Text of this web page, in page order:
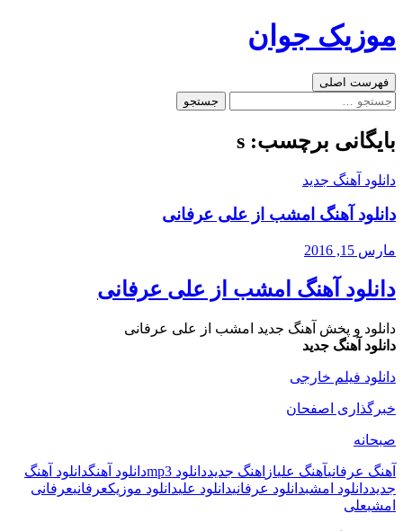
به
موزیک جوان
جست‌وجو
فهرست اصلی
جستجو
بایگانی برچسب: s
دانلود آهنگ جدید
دانلود آهنگ امشب از علی عرفانی
مارس 15, 2016
دانلود آهنگ امشب از علی عرفانی
دانلود و پخش آهنگ جدید امشب از علی عرفانی
دانلود آهنگ جدید
دانلود فیلم خارجی
خبرگذاری اصفحان
صبحانه
آهنگ عرفانیآهنگ علیاز اهنگ جدیددانلود mp3 دانلود آهنگدانلود آهنگ
جدیددانلود امشبدانلود عرفانیدانلود علیدانلود موزیکعرفانیعرفانی
امشبعلی